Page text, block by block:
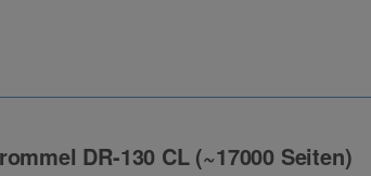
DR-130 CL (~17000 Seiten)